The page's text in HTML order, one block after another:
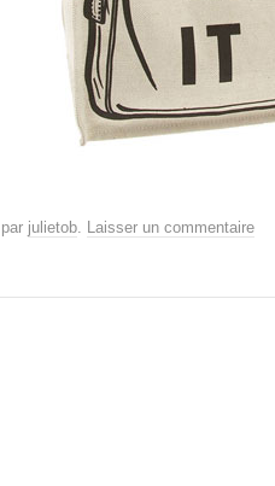
par julietob. Laisser un commentaire